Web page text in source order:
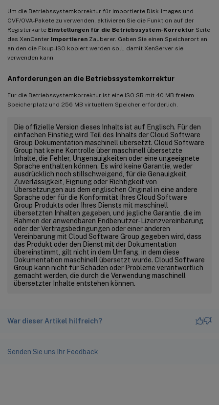
Um die Betriebssystemkorrektur für importierte Disk-Images und
OVF/OVA-Pakete zu verwenden, aktivieren Sie die Funktion auf der
Registerkarte Einstellungen für die Betriebssystem-Korrektur Seite
des XenCenter Importieren Zauberer. Geben Sie einen Speicherort an,
an den die Fixup-ISO kopiert werden soll, damit XenServer sie
verwenden kann.
Anforderungen an die Betriebssystemkorrektur
Für die Betriebssystemkorrektur ist eine ISO SR mit 40 MB freiem
Speicherplatz und 256 MB virtuellem Speicher erforderlich.
Die offizielle Version dieses Inhalts ist auf Englisch. Für den
einfachen Einstieg wird Teil des Inhalts der Cloud Software
Group Dokumentation maschinell übersetzt. Cloud Software
Group hat keine Kontrolle über maschinell übersetzte
Inhalte, die Fehler, Ungenauigkeiten oder eine ungeeignete
Sprache enthalten können. Es wird keine Garantie, weder
ausdrücklich noch stillschweigend, für die Genauigkeit,
Zuverlässigkeit, Eignung oder Richtigkeit von
Übersetzungen aus dem englischen Original in eine andere
Sprache oder für die Konformität Ihres Cloud Software
Group Produkts oder Ihres Diensts mit maschinell
übersetzten Inhalten gegeben, und jegliche Garantie, die im
Rahmen der anwendbaren Endbenutzer-Lizenzvereinbarung
oder der Vertragsbedingungen oder einer anderen
Vereinbarung mit Cloud Software Group gegeben wird, dass
das Produkt oder den Dienst mit der Dokumentation
übereinstimmt, gilt nicht in dem Umfang, in dem diese
Dokumentation maschinell übersetzt wurde. Cloud Software
Group kann nicht für Schäden oder Probleme verantwortlich
gemacht werden, die durch die Verwendung maschinell
übersetzter Inhalte entstehen können.
War dieser Artikel hilfreich?
Senden Sie uns Ihr Feedback